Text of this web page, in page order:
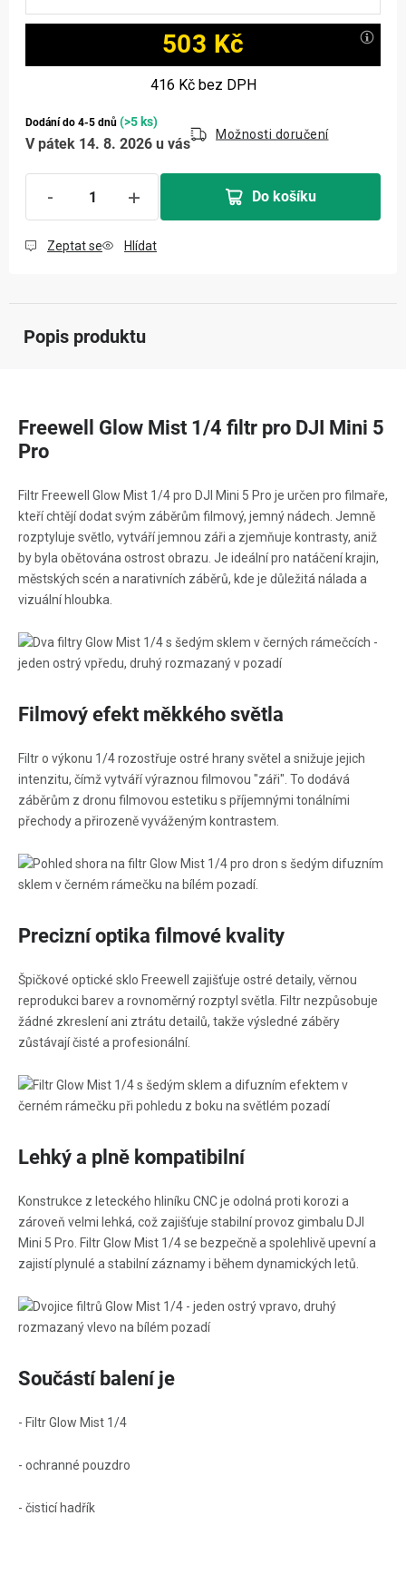
503 Kč
416 Kčbez DPH
Dodání do 4-5 dnů (>5 ks)
V pátek 14. 8. 2026 u vás
Možnosti doručení
Do košíku
Zeptat se Hlídat
Popis produktu
Freewell Glow Mist 1/4 filtr pro DJI Mini 5
Pro
Filtr Freewell Glow Mist 1/4 pro DJI Mini 5 Pro je určen pro filmaře,
kteří chtějí dodat svým záběrům filmový, jemný nádech. Jemně
rozptyluje světlo, vytváří jemnou záři a zjemňuje kontrasty, aniž
by byla obětována ostrost obrazu. Je ideální pro natáčení krajin,
městských scén a narativních záběrů, kde je důležitá nálada a
vizuální hloubka.
Filmový efekt měkkého světla
Filtr o výkonu 1/4 rozostřuje ostré hrany světel a snižuje jejich
intenzitu, čímž vytváří výraznou filmovou "záři". To dodává
záběrům z dronu filmovou estetiku s příjemnými tonálními
přechody a přirozeně vyváženým kontrastem.
Precizní optika filmové kvality
Špičkové optické sklo Freewell zajišťuje ostré detaily, věrnou
reprodukci barev a rovnoměrný rozptyl světla. Filtr nezpůsobuje
žádné zkreslení ani ztrátu detailů, takže výsledné záběry
zůstávají čisté a profesionální.
Lehký a plně kompatibilní
Konstrukce z leteckého hliníku CNC je odolná proti korozi a
zároveň velmi lehká, což zajišťuje stabilní provoz gimbalu DJI
Mini 5 Pro. Filtr Glow Mist 1/4 se bezpečně a spolehlivě upevní a
zajistí plynulé a stabilní záznamy i během dynamických letů.
Součástí balení je
- Filtr Glow Mist 1/4
- ochranné pouzdro
- čisticí hadřík